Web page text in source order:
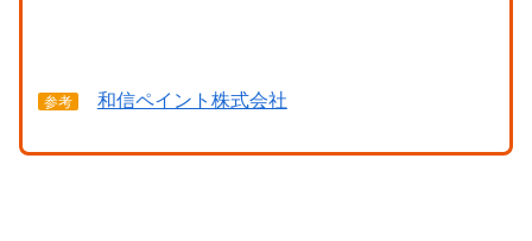
参考 和信ペイント株式会社